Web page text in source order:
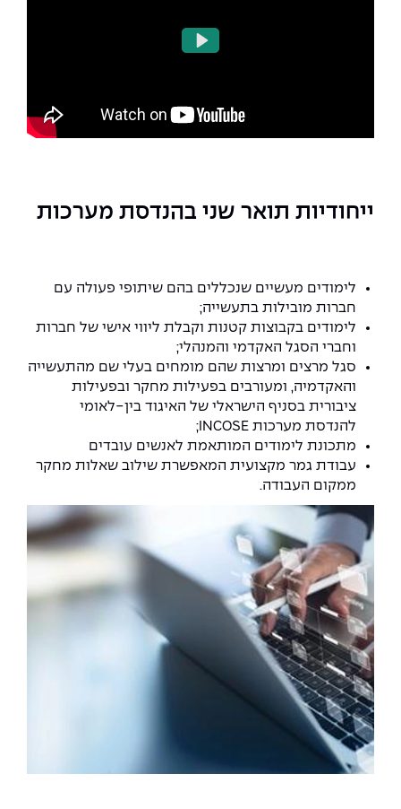
Mute Settings
ייחודיות תואר שני בהנדסת מערכות
לימודים מעשיים שנכללים בהם שיתופי פעולה עם
חברות מובילות בתעשייה;
לימודים בקבוצות קטנות וקבלת ליווי אישי של חברות
וחברי הסגל האקדמי והמנהלי;
סגל מרצים ומרצות שהם מומחים בעלי שם מהתעשייה
והאקדמיה, ומעורבים בפעילות מחקר ובפעילות
ציבורית בסניף הישראלי של האיגוד בין-לאומי
להנדסת מערכות INCOSE;
מתכונת לימודים המותאמת לאנשים עובדים
עבודת גמר מקצועית המאפשרת שילוב שאלות מחקר
ממקום העבודה.